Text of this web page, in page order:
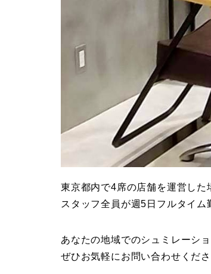
東京都内で4席の店舗を運営した
スタッフ全員が週5日フルタイム
あなたの地域でのシュミレーショ
ぜひお気軽にお問い合わせくださ